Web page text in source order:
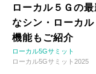
ローカル５Ｇの
なシン・ローカ
機能もご紹介
ローカル5Gサミット
ローカル5Gサミット2025